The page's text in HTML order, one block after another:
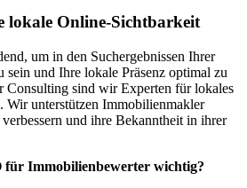
lokale Online-Sichtbarkeit
um in den Suchergebnissen Ihrer
sein und Ihre lokale Präsenz optimal zu
Consulting sind wir Experten für lokales
Wir unterstützen Immobilienmakler
und ihre Bekanntheit in ihrer
für Immobilienbewerter wichtig?